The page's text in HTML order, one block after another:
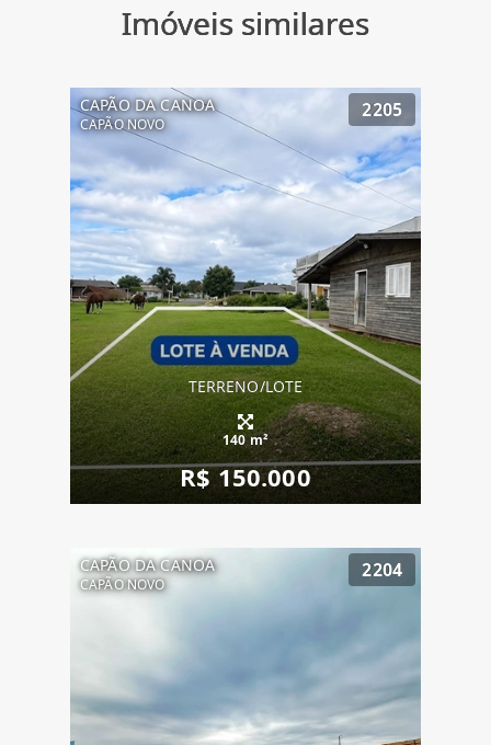
Imóveis similares
CAPÃO DA CANOA
CAPÃO NOVO
2205
TERRENO/LOTE
140 m²
R$ 150.000
CAPÃO DA CANOA
CAPÃO NOVO
2204